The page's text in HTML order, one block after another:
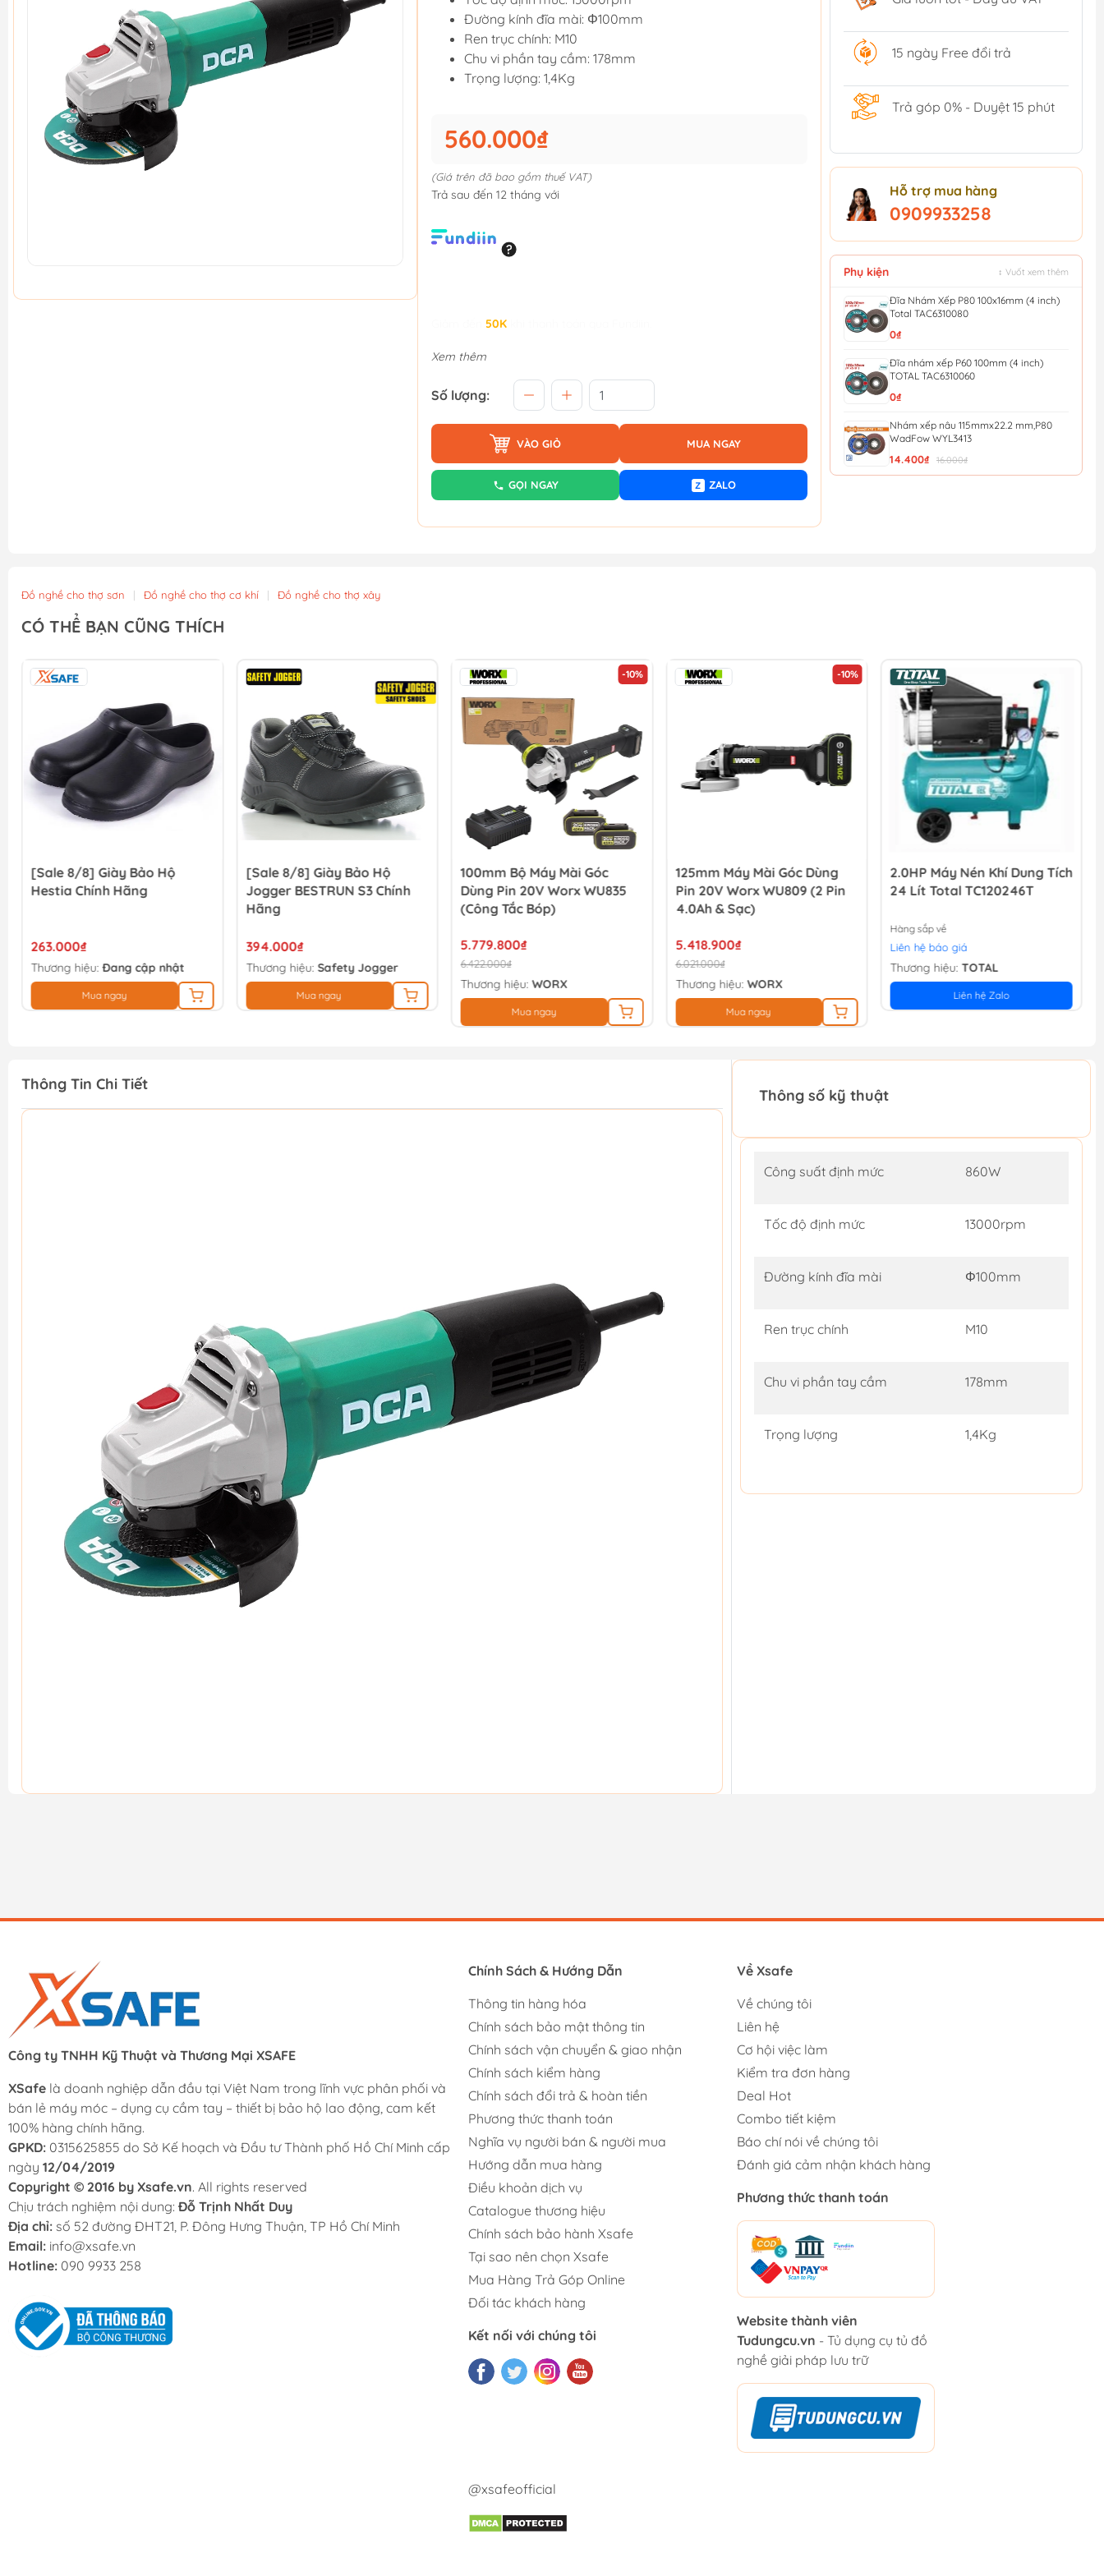
Đường kính đĩa mài: Φ100mm
Ren trục chính: M10
Chu vi phần tay cầm: 178mm
Trọng lượng: 1,4Kg
560.000₫
(Giá trên đã bao gồm thuế VAT)
Trả sau đến 12 tháng với
50K
Xem thêm
Số lượng:
VÀO GIỎ MUA NGAY
GỌI NGAY Z ZALO
15 ngày Free đổi trả
Trả góp 0% - Duyệt 15 phút
Hỗ trợ mua hàng
0909933258
Phụ kiện ↕ Vuốt xem thêm
Đĩa Nhám Xếp P80 100x16mm (4 inch)
Total TAC6310080
0₫
Đĩa nhám xếp P60 100mm (4 inch)
TOTAL TAC6310060
0₫
Nhám xếp nâu 115mmx22.2 mm,P80
WadFow WYL3413
14.400₫ 16.000₫
Đồ nghề cho thợ sơn | Đồ nghề cho thợ cơ khí | Đồ nghề cho thợ xây
CÓ THỂ BẠN CŨNG THÍCH
[Sale 8/8] Giày Bảo Hộ
Hestia Chính Hãng
263.000₫
Thương hiệu:Đang cập nhật
Mua ngay
[Sale 8/8] Giày Bảo Hộ
Jogger BESTRUN S3 Chính
Hãng
394.000₫
Thương hiệu: Safety Jogger
Mua ngay
-10%
100mm Bộ Máy Mài Góc
Dùng Pin 20V Worx WU835
(Công Tắc Bóp)
5.779.800₫
6.422.000₫
Thương hiệu:WORX
Mua ngay
-10%
125mm Máy Mài Góc Dùng
Pin 20V Worx WU809 (2 Pin
4.0Ah & Sạc)
5.418.900₫
6.021.000₫
Thương hiệu:WORX
Mua ngay
2.0HP Máy Nén Khí Dung Tích
24 Lít Total TC120246T
Hàng sắp về
Liên hệ báo giá
Thương hiệu: TOTAL
Liên hệ Zalo
Thông Tin Chi Tiết
Thông số kỹ thuật
Công suất định mức 860W
Tốc độ định mức 13000rpm
Đường kính đĩa mài Φ100mm
Ren trục chính M10
Chu vi phần tay cầm 178mm
Trọng lượng 1,4Kg
Công ty TNHH Kỹ Thuật và Thương Mại XSAFE
XSafe là doanh nghiệp dẫn đầu tại Việt Nam trong lĩnh vực phân phối và
bán lẻ máy móc – dụng cụ cầm tay – thiết bị bảo hộ lao động, cam kết
100% hàng chính hãng.
GPKD: 0315625855 do Sở Kế hoạch và Đầu tư Thành phố Hồ Chí Minh cấp
ngày 12/04/2019
Copyright © 2016 by Xsafe.vn. All rights reserved
Chịu trách nghiệm nội dung: Đỗ Trịnh Nhất Duy
Địa chỉ: số 52 đường ĐHT21, P. Đông Hưng Thuận, TP Hồ Chí Minh
Email: info@xsafe.vn
Hotline: 090 9933 258
Chính Sách & Hướng Dẫn
Thông tin hàng hóa
Chính sách bảo mật thông tin
Chính sách vận chuyển & giao nhận
Chính sách kiểm hàng
Chính sách đổi trả & hoàn tiền
Phương thức thanh toán
Nghĩa vụ người bán & người mua
Hướng dẫn mua hàng
Điều khoản dịch vụ
Catalogue thương hiệu
Chính sách bảo hành Xsafe
Tại sao nên chọn Xsafe
Mua Hàng Trả Góp Online
Đối tác khách hàng
Kết nối với chúng tôi
Về Xsafe
Về chúng tôi
Liên hệ
Cơ hội việc làm
Kiểm tra đơn hàng
Deal Hot
Combo tiết kiệm
Báo chí nói về chúng tôi
Đánh giá cảm nhận khách hàng
Phương thức thanh toán
Website thành viên
Tudungcu.vn - Tủ dụng cụ tủ đồ
nghề giải pháp lưu trữ
@xsafeofficial